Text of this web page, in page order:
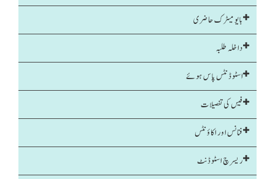
بایومیٹرک حاضری
داخلہ طلبہ
اسٹوڈنٹس پاس ہوئے
فیس کی تفصیلات
فنانس اور اکاؤنٹس
ریسرچ اسٹوڈنٹ